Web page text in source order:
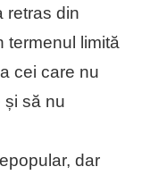
retras din
termenul limită
cei care nu
și să nu
dar